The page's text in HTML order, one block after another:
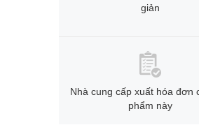
giản
Nhà cung cấp xuất hóa đơn
phẩm này